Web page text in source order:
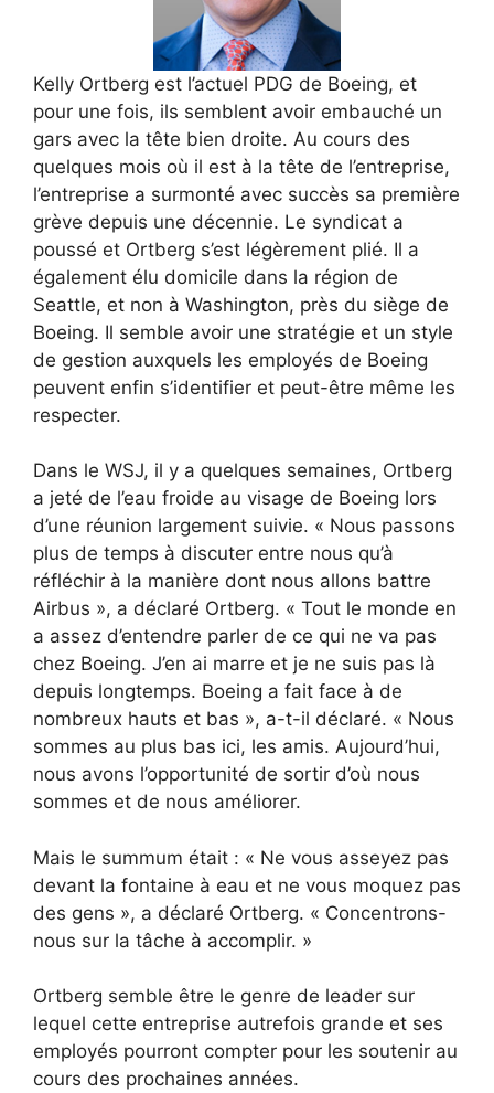
Kelly Ortberg est l’actuel PDG de Boeing, et
pour une fois, ils semblent avoir embauché un
gars avec la tête bien droite. Au cours des
quelques mois où il est à la tête de l’entreprise,
l’entreprise a surmonté avec succès sa première
grève depuis une décennie. Le syndicat a
poussé et Ortberg s’est légèrement plié. Il a
également élu domicile dans la région de
Seattle, et non à Washington, près du siège de
Boeing. Il semble avoir une stratégie et un style
de gestion auxquels les employés de Boeing
peuvent enfin s’identifier et peut-être même les
respecter.
Dans le WSJ, il y a quelques semaines, Ortberg
a jeté de l’eau froide au visage de Boeing lors
d’une réunion largement suivie. « Nous passons
plus de temps à discuter entre nous qu’à
réfléchir à la manière dont nous allons battre
Airbus », a déclaré Ortberg. « Tout le monde en
a assez d’entendre parler de ce qui ne va pas
chez Boeing. J’en ai marre et je ne suis pas là
depuis longtemps. Boeing a fait face à de
nombreux hauts et bas », a-t-il déclaré. « Nous
sommes au plus bas ici, les amis. Aujourd’hui,
nous avons l’opportunité de sortir d’où nous
sommes et de nous améliorer.
Mais le summum était : « Ne vous asseyez pas
devant la fontaine à eau et ne vous moquez pas
des gens », a déclaré Ortberg. « Concentrons-
nous sur la tâche à accomplir. »
Ortberg semble être le genre de leader sur
lequel cette entreprise autrefois grande et ses
employés pourront compter pour les soutenir au
cours des prochaines années.